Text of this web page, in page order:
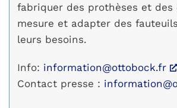
fabriquer des prothèses et des
mesure et adapter des
leurs besoins.
Info: information@ottobock.fr
Contact presse :